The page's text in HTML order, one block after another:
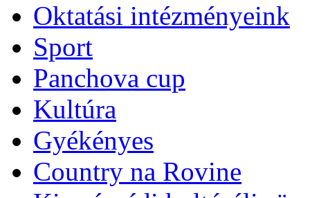
Oktatási intézményeink
Sport
Panchova cup
Kultúra
Gyékényes
Country na Rovine